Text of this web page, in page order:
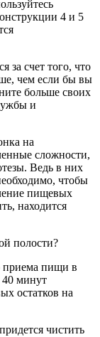
4 и 5
за счет того, что
чем если бы вы
больше своих
и
на
сложности,
Ведь в них
чтобы
пищевых
находится
полости?
приема пищи в
минут
остатков на
чистить